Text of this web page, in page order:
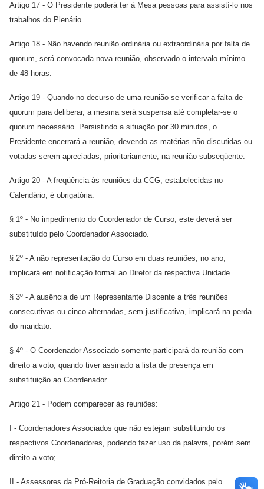
Artigo 17 - O Presidente poderá ter à Mesa pessoas para assistí-lo nos
trabalhos do Plenário.
Artigo 18 - Não havendo reunião ordinária ou extraordinária por falta de
quorum, será convocada nova reunião, observado o intervalo mínimo
de 48 horas.
Artigo 19 - Quando no decurso de uma reunião se verificar a falta de
quorum para deliberar, a mesma será suspensa até completar-se o
quorum necessário. Persistindo a situação por 30 minutos, o
Presidente encerrará a reunião, devendo as matérias não discutidas ou
votadas serem apreciadas, prioritariamente, na reunião subseqüente.
Artigo 20 - A freqüência às reuniões da CCG, estabelecidas no
Calendário, é obrigatória.
§ 1º - No impedimento do Coordenador de Curso, este deverá ser
substituído pelo Coordenador Associado.
§ 2º - A não representação do Curso em duas reuniões, no ano,
implicará em notificação formal ao Diretor da respectiva Unidade.
§ 3º - A ausência de um Representante Discente a três reuniões
consecutivas ou cinco alternadas, sem justificativa, implicará na perda
do mandato.
§ 4º - O Coordenador Associado somente participará da reunião com
direito a voto, quando tiver assinado a lista de presença em
substituição ao Coordenador.
Artigo 21 - Podem comparecer às reuniões:
I - Coordenadores Associados que não estejam substituindo os
respectivos Coordenadores, podendo fazer uso da palavra, porém sem
direito a voto;
II - Assessores da Pró-Reitoria de Graduação convidados pelo